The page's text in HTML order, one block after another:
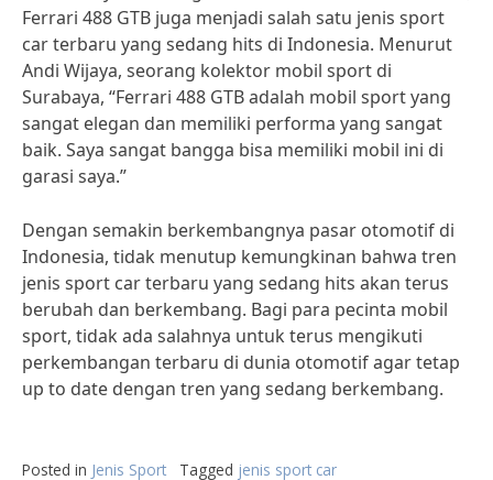
Ferrari 488 GTB juga menjadi salah satu jenis sport
car terbaru yang sedang hits di Indonesia. Menurut
Andi Wijaya, seorang kolektor mobil sport di
Surabaya, “Ferrari 488 GTB adalah mobil sport yang
sangat elegan dan memiliki performa yang sangat
baik. Saya sangat bangga bisa memiliki mobil ini di
garasi saya.”
Dengan semakin berkembangnya pasar otomotif di
Indonesia, tidak menutup kemungkinan bahwa tren
jenis sport car terbaru yang sedang hits akan terus
berubah dan berkembang. Bagi para pecinta mobil
sport, tidak ada salahnya untuk terus mengikuti
perkembangan terbaru di dunia otomotif agar tetap
up to date dengan tren yang sedang berkembang.
Posted in Jenis Sport Tagged jenis sport car